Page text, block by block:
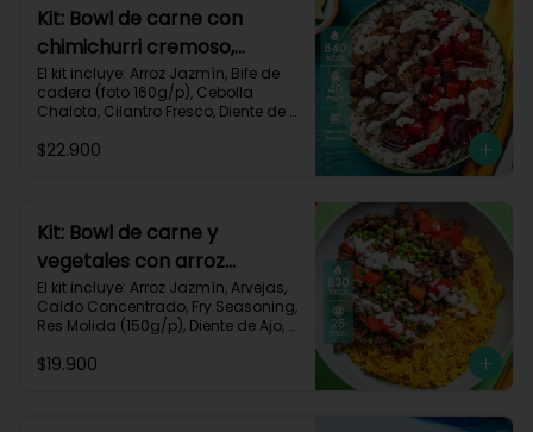
Grasas 25g | Proteínas 41g
Kit: Bowl de carne con
chimichurri cremoso,
pimentón y tomate-115
El kit incluye: Arroz Jazmín, Bife de
cadera (foto 160g/p), Cebolla
Chalota, Cilantro Fresco, Diente de
Suroeste, Pimentón Rojo, Sour
Proteínas 44g
$22.900
Kit: Bowl de carne y
vegetales con arroz
dorado-94
El kit incluye: Arroz Jazmín, Arvejas,
Caldo Concentrado, Fry Seasoning,
Res Molida (150g/p), Diente de Ajo,
Rojo, Receta Impresa.
$19.900